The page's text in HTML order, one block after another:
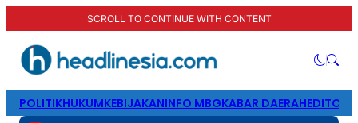
SCROLL TO CONTINUE WITH CONTENT
POLITIKHUKUMKEBIJAKANINFO MBGKABAR DAERAH